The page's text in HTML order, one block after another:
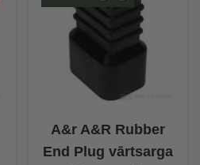
A&r A&R Rubber
End Plug vārtsarga